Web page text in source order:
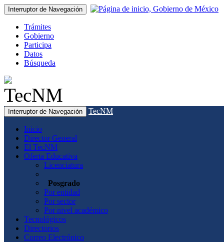
Interruptor de Navegación
Trámites
Gobierno
Participa
Datos
Búsqueda
Interruptor de Navegación TecNM
Inicio
Director General
El TecNM
Oferta Educativa
Licenciatura
Posgrado
Por entidad
Por sector
Por nivel académico
Tecnológicos
Directorios
Correo Electrónico